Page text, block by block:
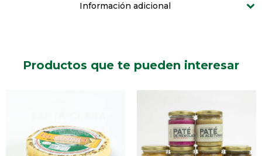
Información adicional
Productos que te pueden interesar